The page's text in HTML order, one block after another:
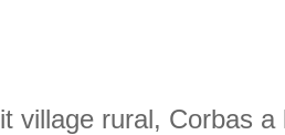
village rural, Corbas